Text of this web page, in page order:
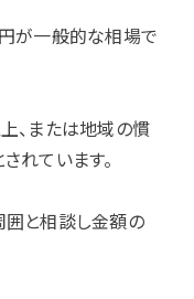
が一般的な相場で
、または地域の慣
れています。
と相談し金額の